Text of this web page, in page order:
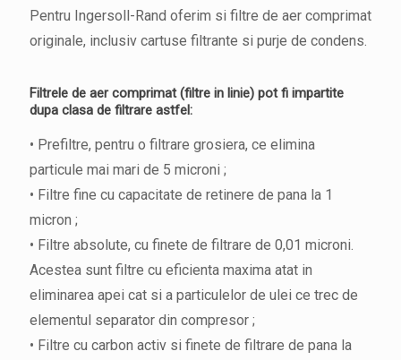
Pentru Ingersoll-Rand oferim si filtre de aer comprimat
originale, inclusiv cartuse filtrante si purje de condens.
Filtrele de aer comprimat (filtre in linie) pot fi impartite
dupa clasa de filtrare astfel:
• Prefiltre, pentru o filtrare grosiera, ce elimina
particule mai mari de 5 microni ;
• Filtre fine cu capacitate de retinere de pana la 1
micron ;
• Filtre absolute, cu finete de filtrare de 0,01 microni.
Acestea sunt filtre cu eficienta maxima atat in
eliminarea apei cat si a particulelor de ulei ce trec de
elementul separator din compresor ;
• Filtre cu carbon activ si finete de filtrare de pana la